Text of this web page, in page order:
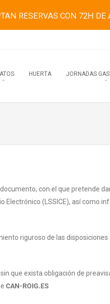
HUERTA JORNADAS
con el que pretende
Electrónico (LSSICE), así como
riguroso de las
que exista obligación de
CAN-ROIG.ES
RESERVAS CON 72H